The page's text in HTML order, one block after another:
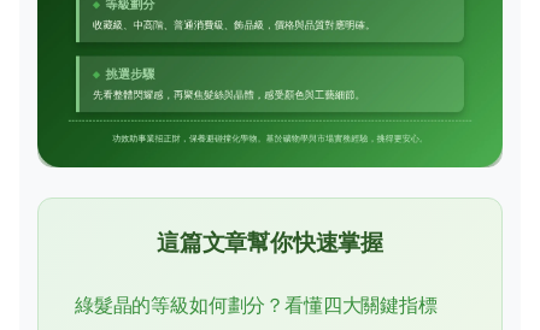
這篇文章幫你快速掌握
綠髮晶的等級如何劃分？看懂四大關鍵指標